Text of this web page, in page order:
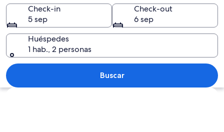
Uta
Una flor rosa en primer plano con
Check-in
5 sep
Check-out
6 sep
Huéspedes
1 hab., 2 personas
Buscar
Explorar mapa